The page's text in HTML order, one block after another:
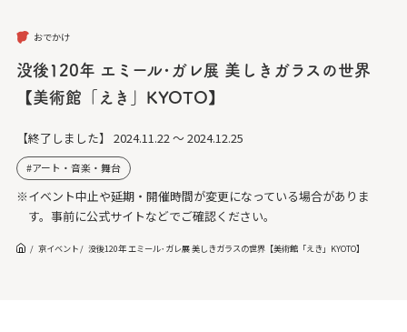
おでかけ
没後120年 エミール･ガレ展 美しきガラスの世界
【美術館「えき」KYOTO】
【終了しました】 2024.11.22 ～ 2024.12.25
アート・音楽・舞台
※イベント中止や延期・開催時間が変更になっている場合がありま
す。事前に公式サイトなどでご確認ください。
京イベント 没後120年 エミール･ガレ展 美しきガラスの世界【美術館「えき」KYOTO】